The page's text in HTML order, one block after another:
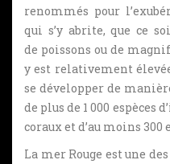
renommés pour
qui s’y abrite, que ce
de poissons ou de
y est relativement
se développer de
de plus de 1 000 espèces
coraux et d’au moins 300
La mer Rouge est une